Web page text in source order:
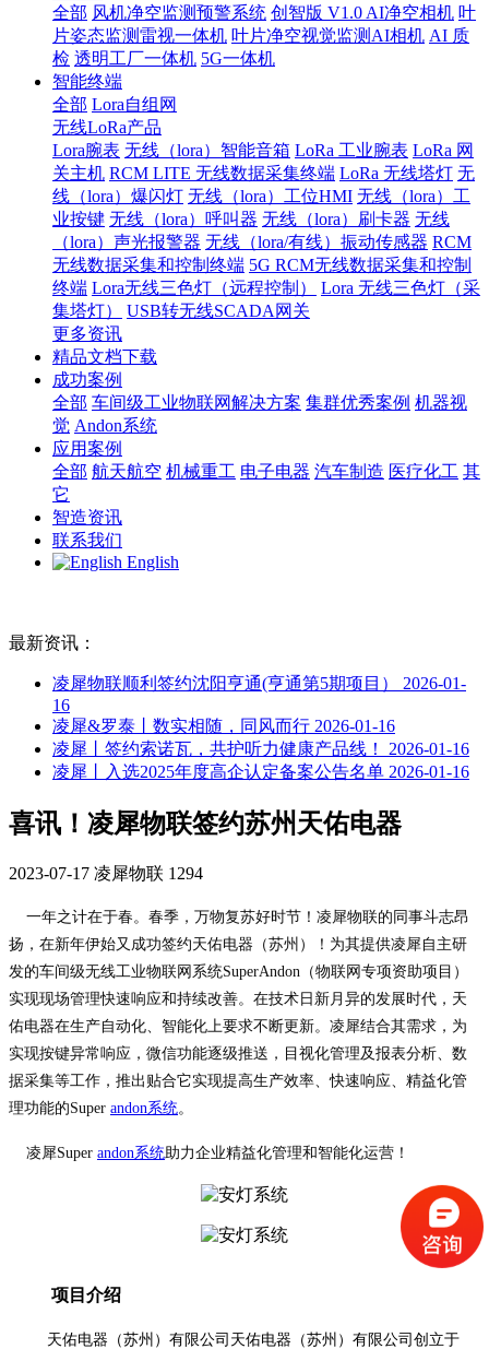
全部 风机净空监测预警系统 创智版 V1.0 AI净空相机 叶
片姿态监测雷视一体机 叶片净空视觉监测AI相机 AI 质
检 透明工厂一体机 5G一体机
智能终端
全部 Lora自组网
无线LoRa产品
Lora腕表 无线（lora）智能音箱 LoRa 工业腕表 LoRa 网
关主机 RCM LITE 无线数据采集终端 LoRa 无线塔灯 无
线（lora）爆闪灯 无线（lora）工位HMI 无线（lora）工
业按键 无线（lora）呼叫器 无线（lora）刷卡器 无线
（lora）声光报警器 无线（lora/有线）振动传感器 RCM
无线数据采集和控制终端 5G RCM无线数据采集和控制
终端 Lora无线三色灯（远程控制）
Lora 无线三色灯（采
集塔灯）
USB转无线SCADA网关
更多资讯
精品文档下载
成功案例
全部 车间级工业物联网解决方案 集群优秀案例 机器视
觉 Andon系统
应用案例
全部 航天航空 机械重工 电子电器 汽车制造 医疗化工 其
它
智造资讯
联系我们
English
最新资讯：
凌犀物联顺利签约沈阳亨通(亨通第5期项目） 2026-01-
16
凌犀&罗泰丨数实相随，同风而行 2026-01-16
凌犀丨签约索诺瓦，共护听力健康产品线！ 2026-01-16
凌犀丨入选2025年度高企认定备案公告名单 2026-01-16
喜讯！凌犀物联签约苏州天佑电器
2023-07-17 凌犀物联 1294
一年之计在于春。春季，万物复苏好时节！凌犀物联的同事斗志昂
扬，在新年伊始又成功签约天佑电器 （苏州）！为其提供凌犀自主研
发的车间级无线工业物联网系统SuperAndon（物联网专项资助项目）
实现现场管理快速响应和持续改善。 在技术日新月异的发展时代，天
佑电器在生产自动化、智能化上要求不断更新。凌犀结合其需求，为
实现按键异常响应，微信功能逐级推送，目视化管理及报表分析、数
据采集等工作，推出贴合它实现提高生产效率、快速响应、精益化管
理功能的Super andon系统。
凌犀Super andon系统助力企业精益化管理和智能化运营！
项目介绍
天佑电器（苏州）有限公司天佑电器（苏州）有限公司创立于